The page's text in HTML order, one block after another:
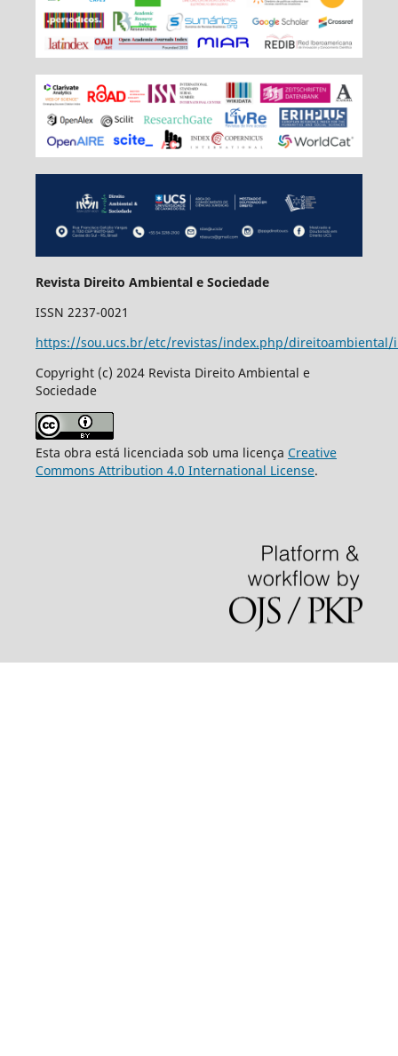
Revista Direito Ambiental e Sociedade
ISSN 2237-0021
https://sou.ucs.br/etc/revistas/index.php/direitoambiental/
Copyright (c) 2024 Revista Direito Ambiental e
Sociedade
Esta obra está licenciada sob uma licença Creative
Commons Attribution 4.0 International License.